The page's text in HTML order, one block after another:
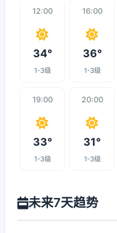
12:00
34°
1-3级
16:00
36°
1-3级
19:00
33°
1-3级
20:00
31°
1-3级
未来7天趋势